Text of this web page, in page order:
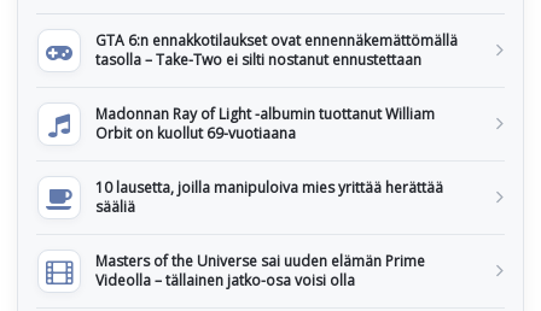
GTA 6:n ennakkotilaukset ovat ennennäkemättömällä
tasolla – Take-Two ei silti nostanut ennustettaan
Madonnan Ray of Light -albumin tuottanut William
Orbit on kuollut 69-vuotiaana
10 lausetta, joilla manipuloiva mies yrittää herättää
sääliä
Masters of the Universe sai uuden elämän Prime
Videolla – tällainen jatko-osa voisi olla